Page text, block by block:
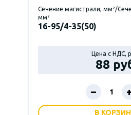
Сечение магистрали, мм²/
мм²
16-95/4-35(50)
Цена с НДС,
88
– +
В